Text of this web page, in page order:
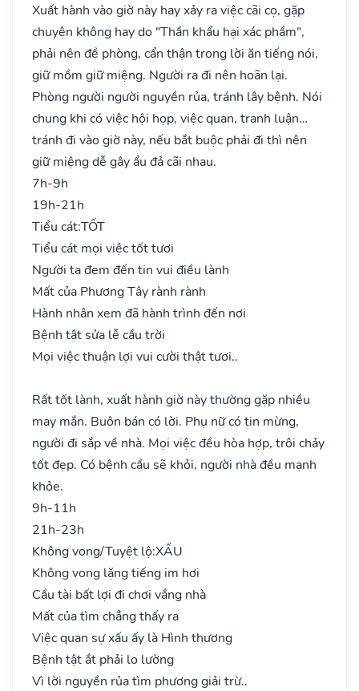
Xuất hành vào giờ này hay xảy ra việc cãi cọ, gặp
chuyện không hay do "Thần khẩu hại xác phầm",
phải nên đề phòng, cẩn thận trong lời ăn tiếng nói,
giữ mồm giữ miệng. Người ra đi nên hoãn lại.
Phòng người người nguyền rủa, tránh lây bệnh. Nói
chung khi có việc hội họp, việc quan, tranh luận…
tránh đi vào giờ này, nếu bắt buộc phải đi thì nên
giữ miệng dễ gây ẩu đả cãi nhau.
7h-9h
19h-21h
Tiểu cát:TỐT
Tiểu cát mọi việc tốt tươi
Người ta đem đến tin vui điều lành
Mất của Phương Tây rành rành
Hành nhân xem đã hành trình đến nơi
Bệnh tật sửa lễ cầu trời
Mọi việc thuận lợi vui cười thật tươi..
Rất tốt lành, xuất hành giờ này thường gặp nhiều
may mắn. Buôn bán có lời. Phụ nữ có tin mừng,
người đi sắp về nhà. Mọi việc đều hòa hợp, trôi chảy
tốt đẹp. Có bệnh cầu sẽ khỏi, người nhà đều mạnh
khỏe.
9h-11h
21h-23h
Không vong/Tuyệt lộ:XẤU
Không vong lặng tiếng im hơi
Cầu tài bất lợi đi chơi vắng nhà
Mất của tìm chẳng thấy ra
Việc quan sự xấu ấy là Hình thương
Bệnh tật ắt phải lo lường
Vì lời nguyền rủa tìm phương giải trừ..